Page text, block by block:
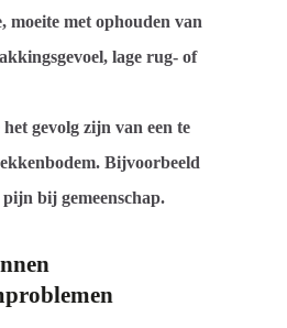
moeite met ophouden van
lage rug- of
gevolg zijn van een te
Bijvoorbeeld
bij gemeenschap.